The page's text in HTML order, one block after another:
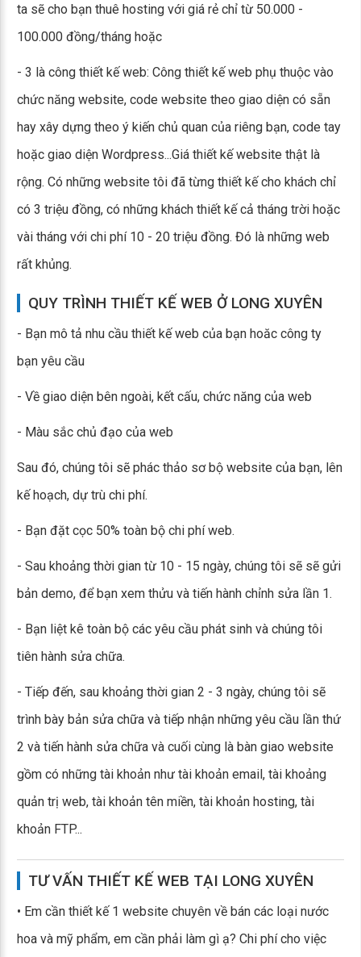
ta sẽ cho bạn thuê hosting với giá rẻ chỉ từ 50.000 -
100.000 đồng/tháng hoặc
- 3 là công thiết kế web: Công thiết kế web phụ thuộc vào
chức năng website, code website theo giao diện có sẵn
hay xây dựng theo ý kiến chủ quan của riêng bạn, code tay
hoặc giao diện Wordpress...Giá thiết kế website thật là
rộng. Có những website tôi đã từng thiết kế cho khách chỉ
có 3 triệu đồng, có những khách thiết kế cả tháng trời hoặc
vài tháng với chi phí 10 - 20 triệu đồng. Đó là những web
rất khủng.
QUY TRÌNH THIẾT KẾ WEB Ở LONG XUYÊN
- Bạn mô tả nhu cầu thiết kế web của bạn hoăc công ty
bạn yêu cầu
- Về giao diện bên ngoài, kết cấu, chức năng của web
- Màu sắc chủ đạo của web
Sau đó, chúng tôi sẽ phác thảo sơ bộ website của bạn, lên
kế hoạch, dự trù chi phí.
- Bạn đặt cọc 50% toàn bộ chi phí web.
- Sau khoảng thời gian từ 10 - 15 ngày, chúng tôi sẽ sẽ gửi
bản demo, để bạn xem thửu và tiến hành chỉnh sửa lần 1.
- Bạn liệt kê toàn bộ các yêu cầu phát sinh và chúng tôi
tiên hành sửa chữa.
- Tiếp đến, sau khoảng thời gian 2 - 3 ngày, chúng tôi sẽ
trình bày bản sửa chữa và tiếp nhận những yêu cầu lần thứ
2 và tiến hành sửa chữa và cuối cùng là bàn giao website
gồm có những tài khoản như tài khoản email, tài khoảng
quản trị web, tài khoản tên miền, tài khoản hosting, tài
khoản FTP...
TƯ VẤN THIẾT KẾ WEB TẠI LONG XUYÊN
• Em cần thiết kế 1 website chuyên về bán các loại nước
hoa và mỹ phẩm, em cần phải làm gì ạ? Chi phí cho việc